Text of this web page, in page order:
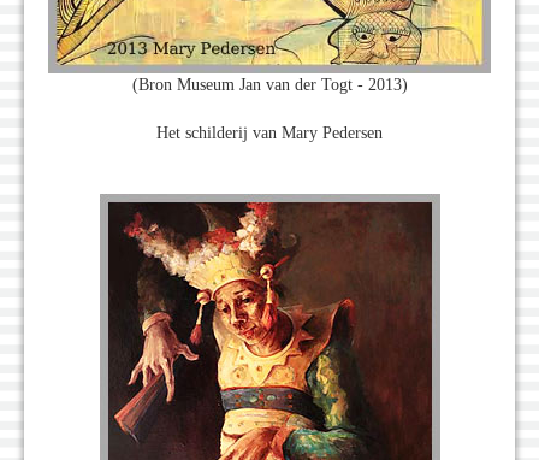
(Bron Museum Jan van der Togt - 2013)
Het schilderij van Mary Pedersen